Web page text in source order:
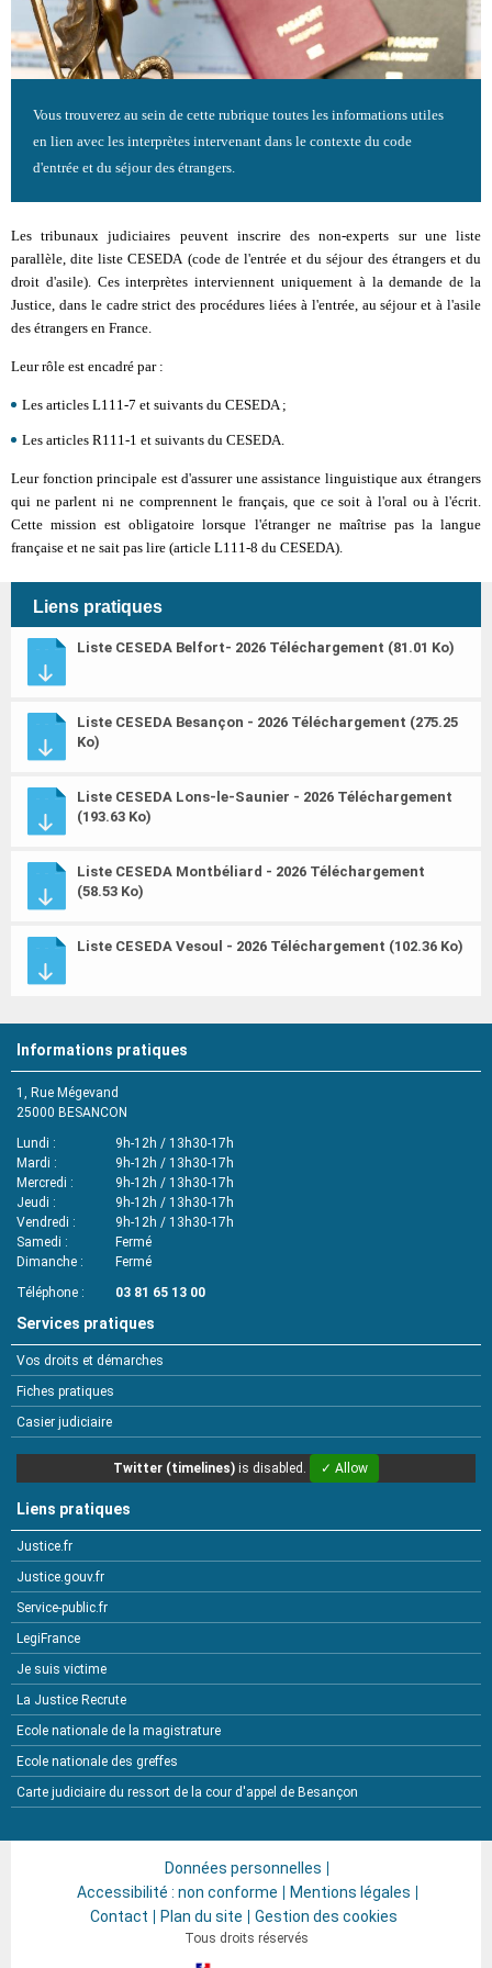
Vous trouverez au sein de cette rubrique toutes les informations utiles
en lien avec les interprètes intervenant dans le contexte du code
d'entrée et du séjour des étrangers.
Les tribunaux judiciaires peuvent inscrire des non-experts sur une liste
parallèle, dite liste CESEDA (code de l'entrée et du séjour des étrangers et du
droit d'asile). Ces interprètes interviennent uniquement à la demande de la
Justice, dans le cadre strict des procédures liées à l'entrée, au séjour et à l'asile
des étrangers en France.
Leur rôle est encadré par :
Les articles L111-7 et suivants du CESEDA ;
Les articles R111-1 et suivants du CESEDA.
Leur fonction principale est d'assurer une assistance linguistique aux étrangers
qui ne parlent ni ne comprennent le français, que ce soit à l'oral ou à l'écrit.
Cette mission est obligatoire lorsque l'étranger ne maîtrise pas la langue
française et ne sait pas lire (article L111-8 du CESEDA).
Liens pratiques
Liste CESEDA Belfort- 2026 Téléchargement (81.01 Ko)
Liste CESEDA Besançon - 2026 Téléchargement (275.25
Ko)
Liste CESEDA Lons-le-Saunier - 2026 Téléchargement
(193.63 Ko)
Liste CESEDA Montbéliard - 2026 Téléchargement
(58.53 Ko)
Liste CESEDA Vesoul - 2026 Téléchargement (102.36 Ko)
Informations pratiques
1, Rue Mégevand
25000 BESANCON
Lundi
9h-12h / 13h30-17h
Mardi
9h-12h / 13h30-17h
Mercredi
9h-12h / 13h30-17h
Jeudi
9h-12h / 13h30-17h
Vendredi
9h-12h / 13h30-17h
Samedi
Fermé
Dimanche
Fermé
Téléphone
03 81 65 13 00
Services pratiques
Vos droits et démarches
Fiches pratiques
Casier judiciaire
Twitter (timelines) is disabled. ✓ Allow
Liens pratiques
Justice.fr
Justice.gouv.fr
Service-public.fr
LegiFrance
Je suis victime
La Justice Recrute
Ecole nationale de la magistrature
Ecole nationale des greffes
Carte judiciaire du ressort de la cour d'appel de Besançon
Données personnelles
Accessibilité : non conforme
Mentions légales
Contact
Plan du site Gestion des cookies
Tous droits réservés